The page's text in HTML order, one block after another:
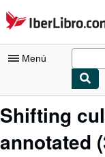
Pasar al contenido
IberLibro.com
Menú
Mi cuenta
Consultar mis pedidos
Shifting
annotated